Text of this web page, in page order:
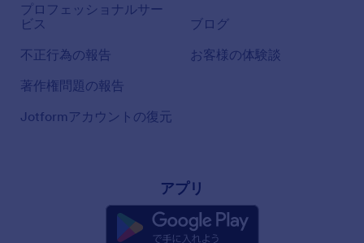
プロフェッショナルサー
ビス
不正行為の報告
著作権問題の報告
Jotformアカウントの復元
ブログ
お客様の体験談
アプリ